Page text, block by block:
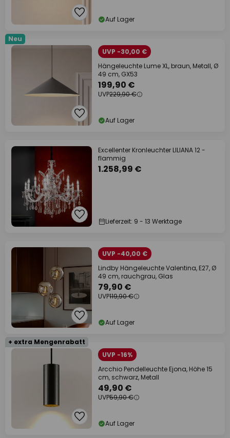
Auf Lager
Neu
UVP -30,00 €
Hängeleuchte Lume XL, braun, Metall, Ø
49 cm, GX53
199,90 €
UVP229,90 €
Auf Lager
Excellenter Kronleuchter LILIANA 12 -
flammig
1.258,99 €
Lieferzeit: 9 - 13 Werktage
UVP -40,00 €
Lindby Hängeleuchte Valentina, E27, Ø
49 cm, rauchgrau, Glas
79,90 €
UVP119,90 €
Auf Lager
+ extra Mengenrabatt
UVP -16%
Arcchio Pendelleuchte Ejona, Höhe 15
cm, schwarz, Metall
49,90 €
UVP59,90 €
Auf Lager